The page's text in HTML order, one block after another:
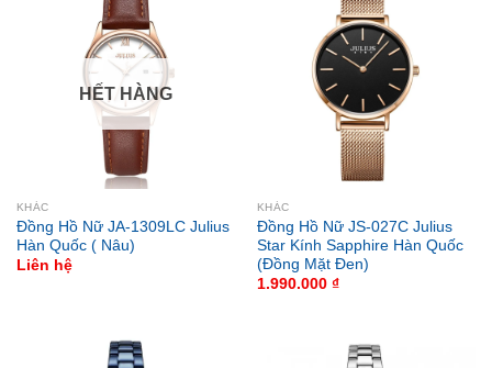
HẾT HÀNG
KHÁC
Đồng Hồ Nữ JA-1309LC Julius
Hàn Quốc ( Nâu)
Liên hệ
KHÁC
Đồng Hồ Nữ JS-027C Julius
Star Kính Sapphire Hàn Quốc
(Đồng Mặt Đen)
1.990.000 ₫